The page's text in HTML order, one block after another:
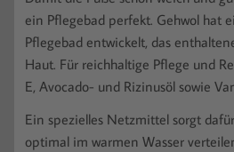
ein Pflegebad perfekt. Gehwol hat
Pflegebad entwickelt, das
Haut. Für reichhaltige Pflege und
E, Avocado- und Rizinusöl sowie
Ein spezielles Netzmittel sorgt
optimal im warmen Wasser